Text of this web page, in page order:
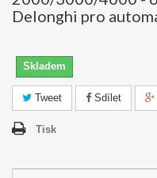
Delonghi pro
Skladem
Tweet Sdílet
Tisk